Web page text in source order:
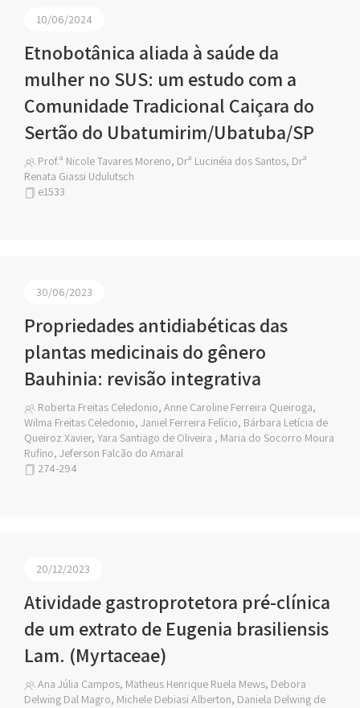
10/06/2024
Etnobotânica aliada à saúde da
mulher no SUS: um estudo com a
Comunidade Tradicional Caiçara do
Sertão do Ubatumirim/Ubatuba/SP
Prof.ª Nicole Tavares Moreno, Drª Lucinéia dos Santos, Drª
Renata Giassi Udulutsch
e1533
30/06/2023
Propriedades antidiabéticas das
plantas medicinais do gênero
Bauhinia: revisão integrativa
Roberta Freitas Celedonio, Anne Caroline Ferreira Queiroga,
Wilma Freitas Celedonio, Janiel Ferreira Felício, Bárbara Letícia de
Queiroz Xavier, Yara Santiago de Oliveira , Maria do Socorro Moura
Rufino, Jeferson Falcão do Amaral
274-294
20/12/2023
Atividade gastroprotetora pré-clínica
de um extrato de Eugenia brasiliensis
Lam. (Myrtaceae)
Ana Júlia Campos, Matheus Henrique Ruela Mews, Debora
Delwing Dal Magro, Michele Debiasi Alberton, Daniela Delwing de